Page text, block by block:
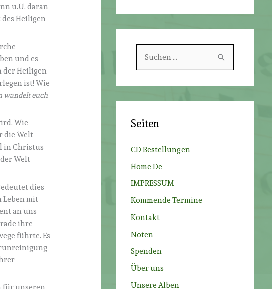
u.U. daran
Heiligen
und es
der Heiligen
ist! Wie
wandelt euch
Wie
die Welt
in Christus
Welt
dies
Leben mit
an uns
ihre
führte. Es
n
h
:
Seiten
CD Bestellungen
Home De
IMPRESSUM
Kommende Termine
Kontakt
Noten
Spenden
Über uns
Unsere Alben